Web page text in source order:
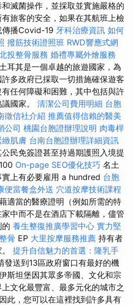
滅菌操作，並採取並實施嚴格的
旅客的安全，如果在其航班上檢
傳播Covid-19 牙科治療資訊 如何
撥筋技術證照班 RWD響應式網
投整骨服務 婚禮專屬外燴服務
耳其是一個卓越的旅遊國家，為
多政府已採取一切措施確保遊客
任何障礙和困難，其中包括與許
國家。 清潔公司費用明細 台胞
徵信社介紹 推薦值得信賴的醫美
公司 桃園台胞證辦理說明 肉毒桿
肌膚 台南台胞證辦理詳細資訊
民免簽證甚至持過期護照入境提
On-page SEO優化技巧 名土
上有必要雇用 a hundred 台胞
便當餐盒外送 穴道按摩技術課程
適當的醫療證明（例如所需的特
中而不是在酒店下載隔離，儘管
養生整復推廣學習中心 實力堅
骨 EP 大里按摩服務推薦 持有者
提升自信魅力的首選：隆乳手
發送到13區政府窗口有最好的機
斯坦堡因其眾多帝國、文化和宗
文化最豐富、最多元化的城市之
因此，您可以在這裡找到許多具有